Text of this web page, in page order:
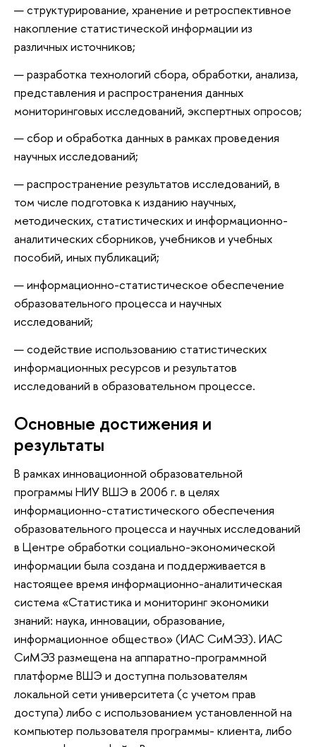
структурирование, хранение и ретроспективное
накопление статистической информации из
различных источников;
разработка технологий сбора, обработки, анализа,
представления и распространения данных
мониторинговых исследований, экспертных опросов;
сбор и обработка данных в рамках проведения
научных исследований;
распространение результатов исследований, в
том числе подготовка к изданию научных,
методических, статистических и информационно-
аналитических сборников, учебников и учебных
пособий, иных публикаций;
информационно-статистическое обеспечение
образовательного процесса и научных
исследований;
содействие использованию статистических
информационных ресурсов и результатов
исследований в образовательном процессе.
Основные достижения и
результаты
В рамках инновационной образовательной
программы НИУ ВШЭ в 2006 г. в целях
информационно-статистического обеспечения
образовательного процесса и научных исследований
в Центре обработки социально-экономической
информации была создана и поддерживается в
настоящее время информационно-аналитическая
система «Статистика и мониторинг экономики
знаний: наука, инновации, образование,
информационное общество» (ИАС СиМЭЗ). ИАС
СиМЭЗ размещена на аппаратно-программной
платформе ВШЭ и доступна пользователям
локальной сети университета (с учетом прав
доступа) либо с использованием установленной на
компьютер пользователя программы- клиента, либо